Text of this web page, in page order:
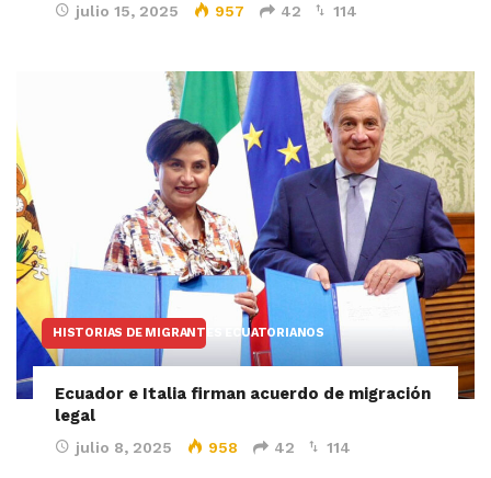
julio 15, 2025 957 42 114
HISTORIAS DE MIGRANTES ECUATORIANOS
Ecuador e Italia firman acuerdo de migración
legal
julio 8, 2025 958 42 114